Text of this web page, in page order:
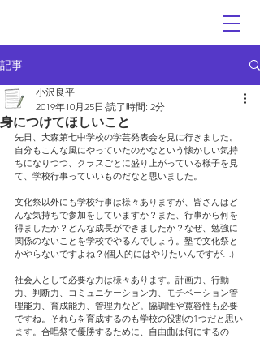
記事
身につけてほしいこと
小沢良平
2019年10月25日 読了時間: 2分
先日、大森第七中学校の学芸発表会を見に行きました。
自分もこんな風にやっていたのかなという懐かしい気持
ちになりつつ、クラスごとに盛り上がっている様子を見
て、学校行事っていいものだなと思いました。
文化祭以外にも学校行事は様々ありますが、皆さんはど
んな気持ちで参加をしていますか？また、行事から何を
得ましたか？どんな成長ができましたか？なぜ、勉強に
関係のないことを学校でやるんでしょう。塾で文化祭と
かやらないですよね？(個人的にはやりたいんですが…)
社会人として必要な力は様々あります。計画力、行動
力、判断力、コミュニケーション力、モチベーション管
理能力、育成能力、管理力など。協調性や寛容性も必要
ですね。それらを育成するのも学校の役割の1つだと思い
ます。合唱祭で優勝するために、自由曲は何にするの